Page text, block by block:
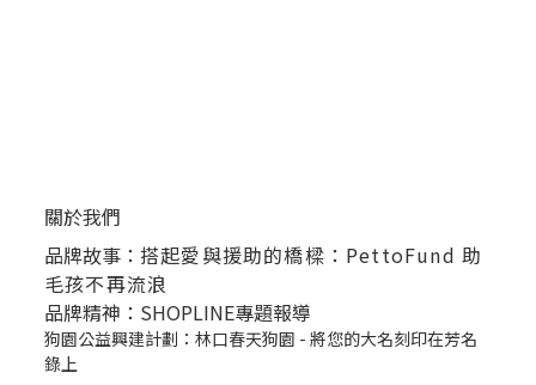
關於我們
品牌故事： 搭起愛與援助的橋樑：PettoFund 助
毛孩不再流浪
品牌精神：SHOPLINE專題報導
狗園公益興建計劃：林口春天狗園 - 將您的大名刻印在芳名
錄上